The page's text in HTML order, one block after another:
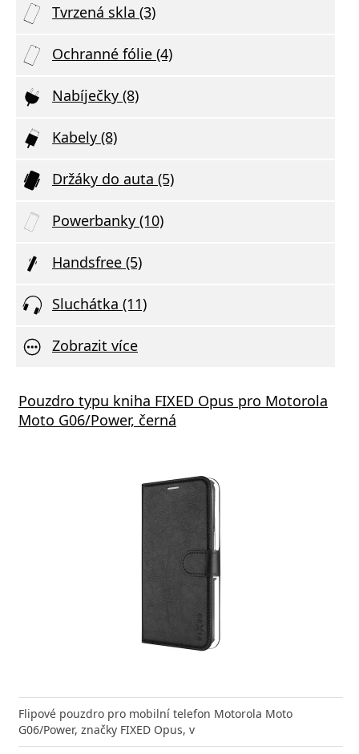
Tvrzená skla (3)
Ochranné fólie (4)
Nabíječky (8)
Kabely (8)
Držáky do auta (5)
Powerbanky (10)
Handsfree (5)
Sluchátka (11)
Zobrazit více
Pouzdro typu kniha FIXED Opus pro Motorola
Moto G06/Power, černá
Flipové pouzdro pro mobilní telefon Motorola Moto
G06/Power, značky FIXED Opus, v